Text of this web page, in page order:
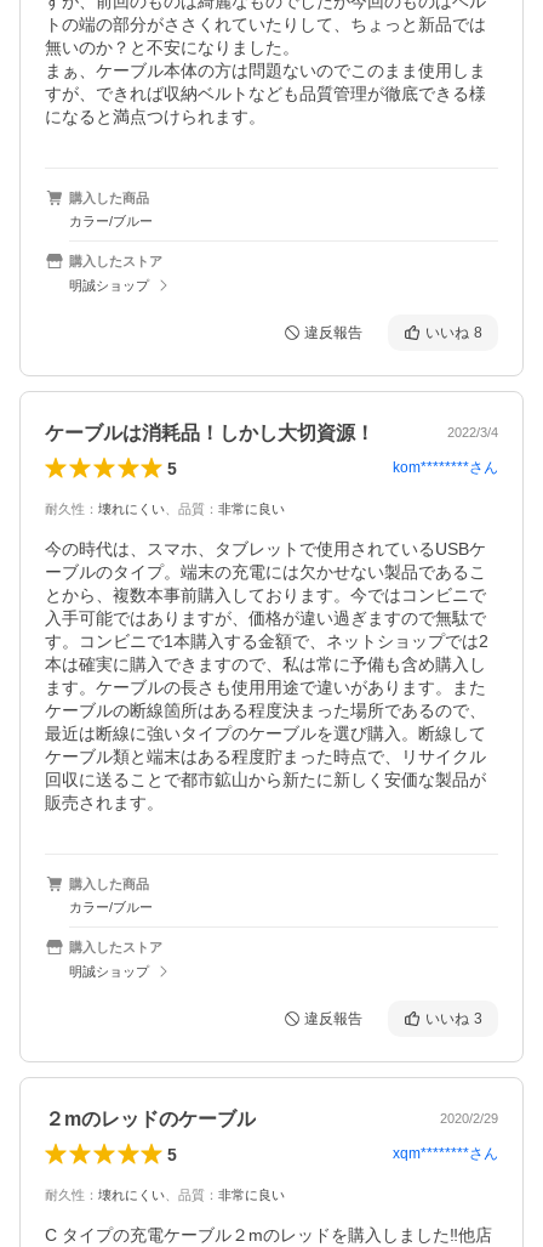
トの端の部分がささくれていたりして、ちょっと新品では
無いのか？と不安になりました。
まぁ、ケーブル本体の方は問題ないのでこのまま使用しま
すが、できれば収納ベルトなども品質管理が徹底できる様
になると満点つけられます。
購入した商品
カラー/ブルー
購入したストア
明誠ショップ
違反報告 いいね 8
ケーブルは消耗品！しかし大切資源！ 2022/3/4
5 kom********さん
耐久性 ： 壊れにくい 品質 ： 非常に良い
今の時代は、スマホ、タブレットで使用されているUSBケ
ーブルのタイプ。端末の充電には欠かせない製品であるこ
とから、複数本事前購入しております。今ではコンビニで
入手可能ではありますが、価格が違い過ぎますので無駄で
す。コンビニで1本購入する金額で、ネットショップでは2
本は確実に購入できますので、私は常に予備も含め購入し
ます。ケーブルの長さも使用用途で違いがあります。また
ケーブルの断線箇所はある程度決まった場所であるので、
最近は断線に強いタイプのケーブルを選び購入。断線して
ケーブル類と端末はある程度貯まった時点で、リサイクル
回収に送ることで都市鉱山から新たに新しく安価な製品が
販売されます。
購入した商品
カラー/ブルー
購入したストア
明誠ショップ
違反報告 いいね 3
２mのレッドのケーブル 2020/2/29
5 xqm********さん
耐久性 ： 壊れにくい 品質 ： 非常に良い
C タイプの充電ケーブル２mのレッドを購入しました‼️他店